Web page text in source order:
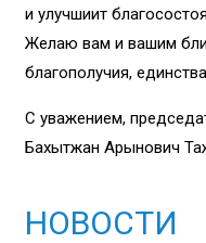
и улучшиит
Желаю вам и вашим
благополучия,
С уважением,
Бахытжан Арынович
НОВОСТИ